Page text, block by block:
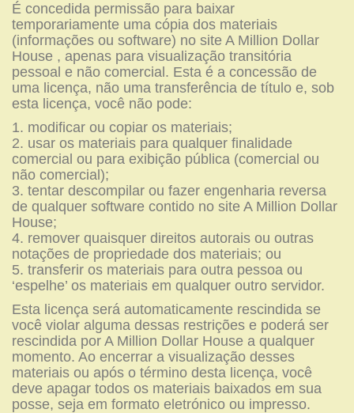
É concedida permissão para baixar
temporariamente uma cópia dos materiais
(informações ou software) no site A Million Dollar
House , apenas para visualização transitória
pessoal e não comercial. Esta é a concessão de
uma licença, não uma transferência de título e, sob
esta licença, você não pode:
modificar ou copiar os materiais;
usar os materiais para qualquer finalidade
comercial ou para exibição pública (comercial ou
não comercial);
tentar descompilar ou fazer engenharia reversa
de qualquer software contido no site A Million Dollar
House;
remover quaisquer direitos autorais ou outras
notações de propriedade dos materiais; ou
transferir os materiais para outra pessoa ou
‘espelhe’ os materiais em qualquer outro servidor.
Esta licença será automaticamente rescindida se
você violar alguma dessas restrições e poderá ser
rescindida por A Million Dollar House a qualquer
momento. Ao encerrar a visualização desses
materiais ou após o término desta licença, você
deve apagar todos os materiais baixados em sua
posse, seja em formato eletrónico ou impresso.